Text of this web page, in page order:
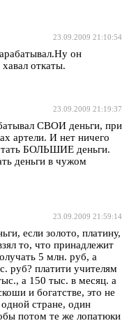
23.09.2009 21:10:54
он
откаты.
23.09.2009 21:19:37
СВОИ деньги, при
артели. И нет ничего
БОЛЬШИЕ деньги.
деньги в чужом
23.09.2009 21:59:14
если золото, платину,
то, что принадлежит
5 млн. руб, а
руб? платити учителям
а 150 тыс. в месяц. а
и богатстве, это не
стране, один
потом те же лопатюки